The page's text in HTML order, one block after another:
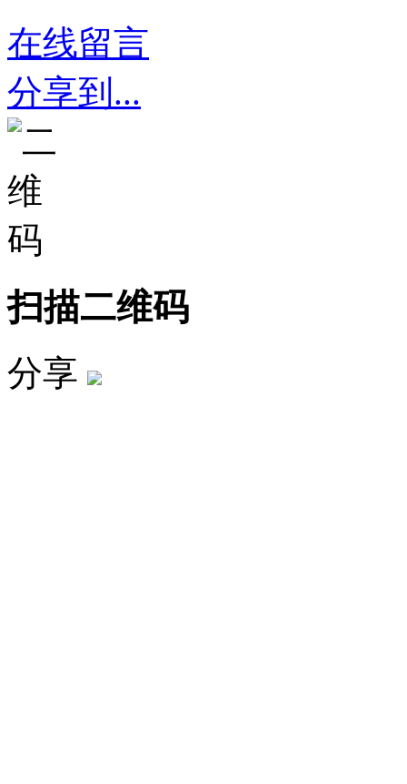
在线留言
分享到...
扫描二维码
分享